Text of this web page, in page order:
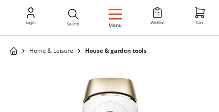
EN
Login Search Menu Wishlist Cart
Home & Leisure House & garden tools